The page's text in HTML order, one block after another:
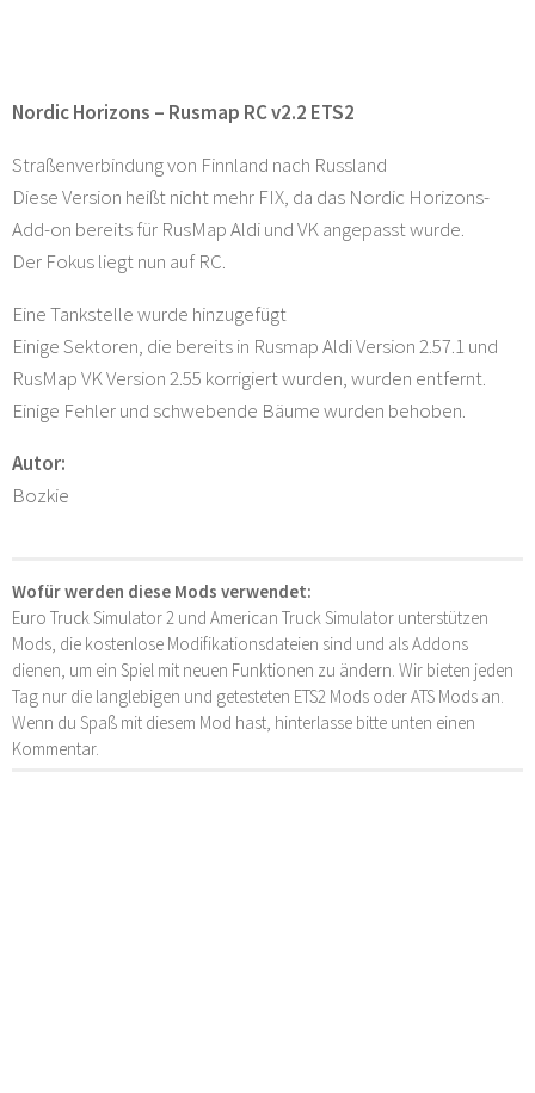
Nordic Horizons – Rusmap RC v2.2 ETS2
Straßenverbindung von Finnland nach Russland
Diese Version heißt nicht mehr FIX, da das Nordic Horizons-
Add-on bereits für RusMap Aldi und VK angepasst wurde.
Der Fokus liegt nun auf RC.
Eine Tankstelle wurde hinzugefügt
Einige Sektoren, die bereits in Rusmap Aldi Version 2.57.1 und
RusMap VK Version 2.55 korrigiert wurden, wurden entfernt.
Einige Fehler und schwebende Bäume wurden behoben.
Autor:
Bozkie
Wofür werden diese Mods verwendet:
Euro Truck Simulator 2 und American Truck Simulator unterstützen
Mods, die kostenlose Modifikationsdateien sind und als Addons
dienen, um ein Spiel mit neuen Funktionen zu ändern. Wir bieten jeden
Tag nur die langlebigen und getesteten ETS2 Mods oder ATS Mods an.
Wenn du Spaß mit diesem Mod hast, hinterlasse bitte unten einen
Kommentar.